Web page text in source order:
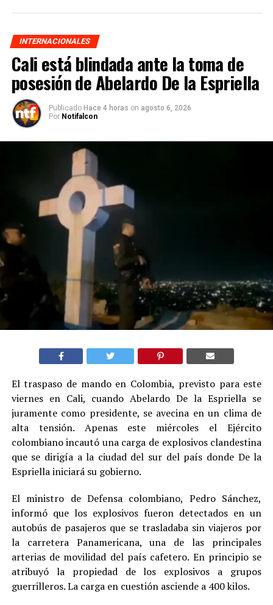
INTERNACIONALES
Cali está blindada ante la toma de
posesión de Abelardo De la Espriella
Publicado Hace 4 horas on agosto 6, 2026
Por Notifalcon
El traspaso de mando en Colombia, previsto para este
viernes en Cali, cuando Abelardo De la Espriella se
juramente como presidente, se avecina en un clima de
alta tensión. Apenas este miércoles el Ejército
colombiano incautó una carga de explosivos clandestina
que se dirigía a la ciudad del sur del país donde De la
Espriella iniciará su gobierno.
El ministro de Defensa colombiano, Pedro Sánchez,
informó que los explosivos fueron detectados en un
autobús de pasajeros que se trasladaba sin viajeros por
la carretera Panamericana, una de las principales
arterias de movilidad del país cafetero. En principio se
atribuyó la propiedad de los explosivos a grupos
guerrilleros. La carga en cuestión asciende a 400 kilos.